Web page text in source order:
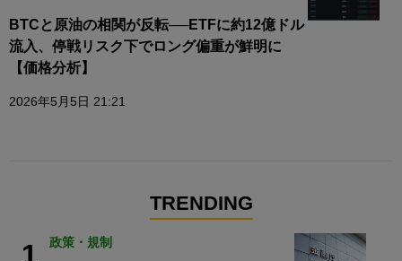
BTCと原油の相関が反転──ETFに約12億ドル
流入、停戦リスク下でロング偏重が鮮明に
【価格分析】
2026年5月5日 21:21
TRENDING
政策・規制